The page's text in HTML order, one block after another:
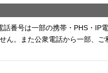
番号は一部の携帯・PHS・IP
ん。また公衆電話から一部、ご